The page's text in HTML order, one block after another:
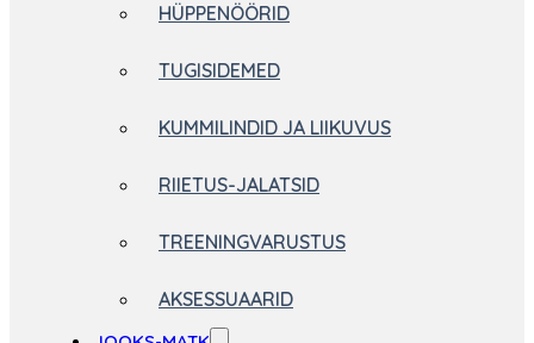
HÜPPENÖÖRID
TUGISIDEMED
KUMMILINDID JA LIIKUVUS
RIIETUS-JALATSID
TREENINGVARUSTUS
AKSESSUAARID